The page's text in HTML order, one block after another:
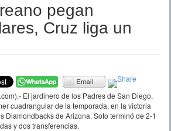
pegan
Cruz liga un
El jardinero de los Padres de San Diego,
cuadrangular de la temporada, en la victoria
Diamondbacks de Arizona. Soto terminó de 2-1
y dos transferencias.